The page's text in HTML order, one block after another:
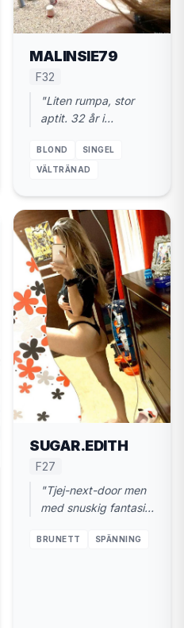
MALINSIE79
F32
"Liten rumpa, stor
aptit. 32 år i
gör mig varm."
BLOND SINGEL
VÄLTRÄNAD
SUGAR.EDITH
F27
"Tjej-next-door men
med snuskig fantasi.
Ses diskret."
BRUNETT SPÄNNING